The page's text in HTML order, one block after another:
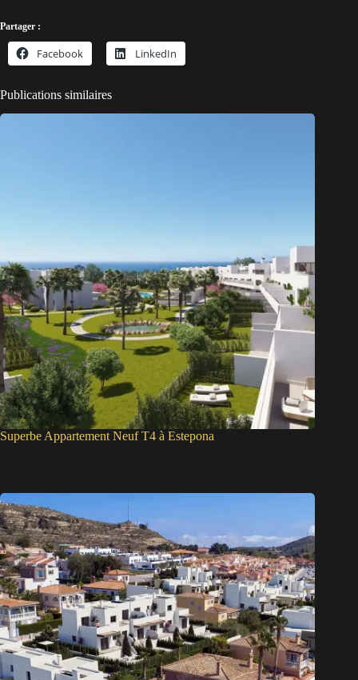
Partager :
Facebook LinkedIn
Publications similaires
Superbe Appartement Neuf T4 à Estepona